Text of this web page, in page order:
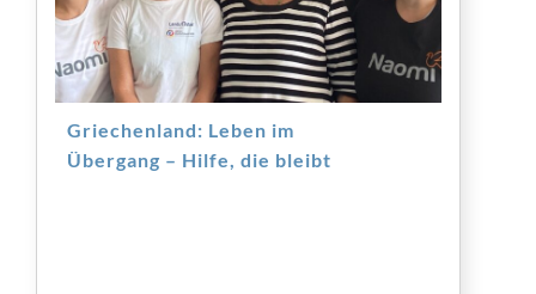
Griechenland: Leben im
Übergang – Hilfe, die bleibt